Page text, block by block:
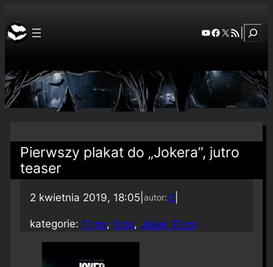
YouTube
Facebook
X RSS Feed
Pierwszy plakat do „Jokera”, jutro
teaser
2 kwietnia 2019, 18:05| autor:Q
kategorie: Filmy, Foto, Joker (Film)